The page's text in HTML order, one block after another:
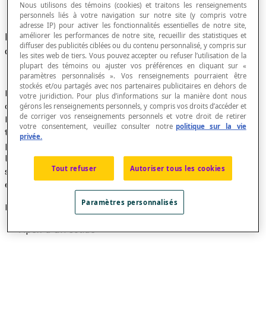
Nom donné à certains sommetsremarquables
dans une figure plane ou un solide.
Le point de rencontre de toutes lesgénératricesd'un
cône est appeléapex. C'est aussi le sommet du cône.
Le point de rencontre de tous les sommets des
triangles qui forment la surface latéraled'une
pyramide est aussi appelé l'
le sommet de la pyramide. On appelle parfoisapex
sommet d'un triangle opposé à la base choisie comme
élément dans le calcul de son aire.
Exemples
Apex d'un solide
Nous utilisons des témoins (cookies) et traitons les renseignements
personnels liés à votre navigation sur notre site (y compris votre
adresse IP) pour activer les fonctionnalités essentielles de notre site,
améliorer les performances de notre site, recueillir des statistiques et
diffuser des publicités ciblées ou du contenu personnalisé, y compris sur
les sites web de tiers. Vous pouvez accepter ou refuser l’utilisation de la
plupart des témoins ou ajuster vos préférences en cliquant sur «
paramètres personnalisés ». Vos renseignements pourraient être
stockés et/ou partagés avec nos partenaires publicitaires en dehors de
votre juridiction. Pour plus d’informations sur la manière dont nous
gérons les renseignements personnels, y compris vos droits d’accéder et
de corriger vos renseignements personnels et votre droit de retirer
votre consentement, veuillez consulter notre politique sur la vie
privée.
Tout refuser Autoriser tous les cookies
Paramètres personnalisés